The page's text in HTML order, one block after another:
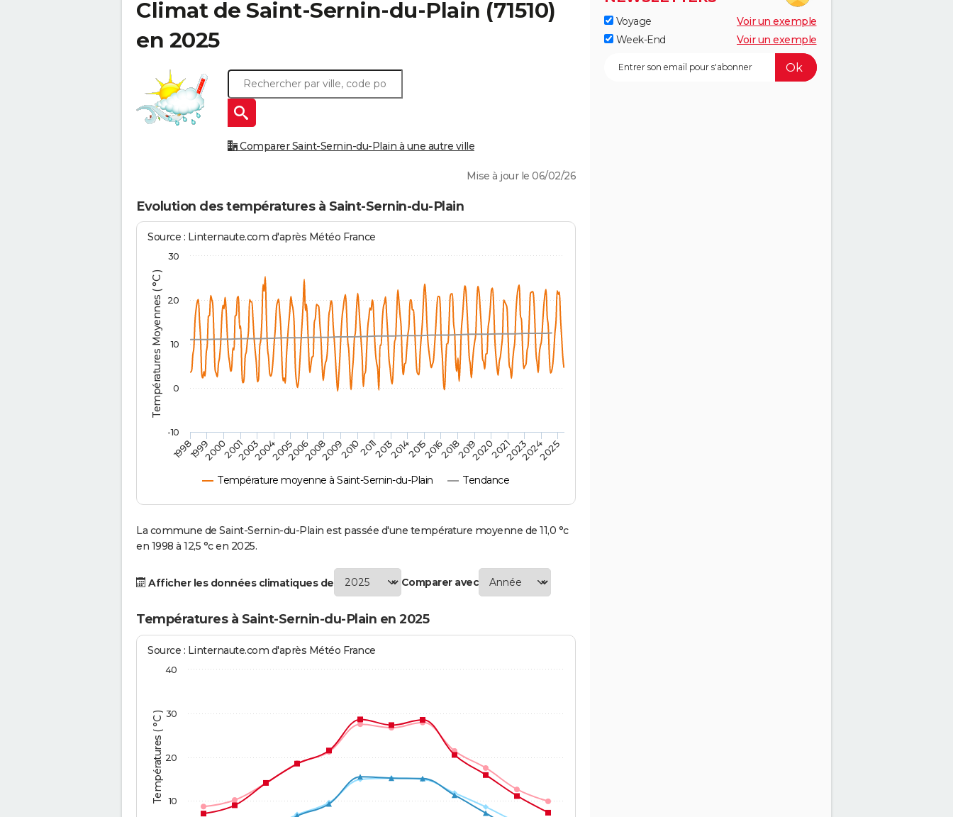
Climat de Saint-Sernin-du-Plain (71510)
en 2025
Comparer Saint-Sernin-du-Plain à une autre ville
Mise à jour le 06/02/26
Evolution des températures à Saint-Sernin-du-Plain
Températures Moyennes ( °C )
Source : Linternaute.com d'après Météo France
Température moyenne à Saint-Sernin-du-Plain Tendance
1998 2014
199920002001200320042005200620082009201020112013 201520162018201920202021202320242025
-10
0
10
20
30
La commune de Saint-Sernin-du-Plain est passée d'une température moyenne de 11,0 °c
en 1998 à 12,5 °c en 2025.
Afficher les données climatiques de Comparer avec
Températures à Saint-Sernin-du-Plain en 2025
Températures ( °C )
Source : Linternaute.com d'après Météo France
10
20
30
40
Voyage
Voir un exemple
Week-End
Voir un exemple